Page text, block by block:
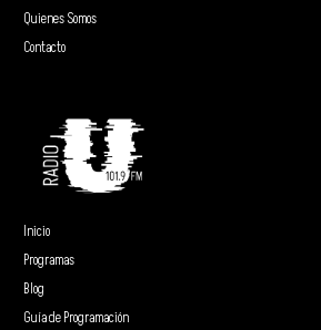
Quienes Somos
Contacto
Inicio
Programas
Blog
Guía de Programación